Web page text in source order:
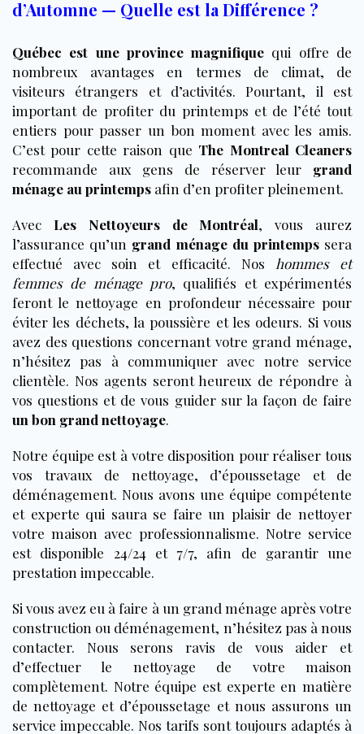
d’Automne — Quelle est la Différence ?
Québec est une province magnifique qui offre de
nombreux avantages en termes de climat, de
visiteurs étrangers et d’activités. Pourtant, il est
important de profiter du printemps et de l’été tout
entiers pour passer un bon moment avec les amis.
C’est pour cette raison que The Montreal Cleaners
recommande aux gens de réserver leur grand
ménage au printemps afin d’en profiter pleinement.
Avec Les Nettoyeurs de Montréal, vous aurez
l’assurance qu’un grand ménage du printempssera
effectué avec soin et efficacité. Nos hommes et
femmes de ménage pro, qualifiés et expérimentés
feront le nettoyage en profondeur nécessaire pour
éviter les déchets, la poussière et les odeurs. Si vous
avez des questions concernant votre grand ménage,
n’hésitez pas à communiquer avec notre service
clientèle. Nos agents seront heureux de répondre à
vos questions et de vous guider sur la façon de faire
un bon grand nettoyage.
Notre équipe est à votre disposition pour réaliser tous
vos travaux de nettoyage, d’époussetage et de
déménagement. Nous avons une équipe compétente
et experte qui saura se faire un plaisir de nettoyer
votre maison avec professionnalisme. Notre service
est disponible 24/24 et 7/7, afin de garantir une
prestation impeccable.
Si vous avez eu à faire à un grand ménage après votre
construction ou déménagement, n’hésitez pas à nous
contacter. Nous serons ravis de vous aider et
d’effectuer le nettoyage de votre maison
complètement. Notre équipe est experte en matière
de nettoyage et d’époussetage et nous assurons un
service impeccable. Nos tarifs sont toujours adaptés à